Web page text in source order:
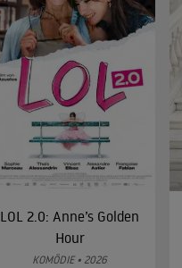
LOL 2.0: Anne’s Golden
Hour
KOMÖDIE • 2026